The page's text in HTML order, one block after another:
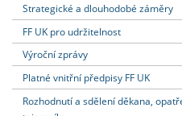
Strategické a dlouhodobé záměry
FF UK pro udržitelnost
Výroční zprávy
Platné vnitřní předpisy FF UK
Rozhodnutí a sdělení děkana,